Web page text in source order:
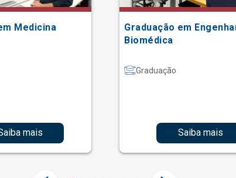
Medicina
mais
Graduação em
Biomédica
Graduação
Saiba mais